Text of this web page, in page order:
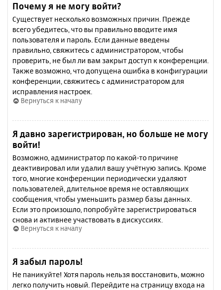
Почему я не могу войти?
Существует несколько возможных причин. Прежде
всего убедитесь, что вы правильно вводите имя
пользователя и пароль. Если данные введены
правильно, свяжитесь с администратором, чтобы
проверить, не был ли вам закрыт доступ к конференции.
Также возможно, что допущена ошибка в конфигурации
конференции, свяжитесь с администратором для
исправления настроек.
Вернуться к началу
Я давно зарегистрирован, но больше не могу
войти!
Возможно, администратор по какой-то причине
деактивировал или удалил вашу учётную запись. Кроме
того, многие конференции периодически удаляют
пользователей, длительное время не оставляющих
сообщения, чтобы уменьшить размер базы данных.
Если это произошло, попробуйте зарегистрироваться
снова и активнее участвовать в дискуссиях.
Вернуться к началу
Я забыл пароль!
Не паникуйте! Хотя пароль нельзя восстановить, можно
легко получить новый. Перейдите на страницу входа на